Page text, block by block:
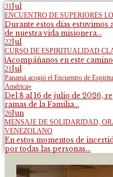
31Jul
ENCUENTRO DE SUPERIORES
Durante estos días estuvimos
de nuestra vida misionera...
22Jul
CURSO DE ESPIRITUALIDAD
¡Acompáñanos en este
21Jul
Panamá acogió el Encuentro de
América»
Del 8 al 16 de julio de 2026,
ramas de la Familia...
26Jun
MENSAJE DE SOLIDARIDAD,
VENEZOLANO
En estos momentos de
por todas las personas...